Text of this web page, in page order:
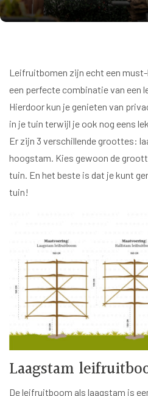
Leifruitbomen zijn echt een
een perfecte combinatie van een
Hierdoor kun je genieten van
in je tuin terwijl je ook nog eens
Er zijn 3 verschillende groottes:
hoogstam. Kies gewoon de
tuin. En het beste is dat je kunt
tuin!
Laagstam
De leifruitboom als laagstam is